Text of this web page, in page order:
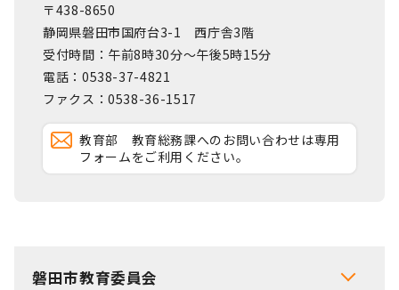
〒438-8650
静岡県磐田市国府台3-1 西庁舎3階
受付時間：午前8時30分～午後5時15分
電話：0538-37-4821
ファクス：0538-36-1517
教育部 教育総務課へのお問い合わせは専用
フォームをご利用ください。
磐田市教育委員会